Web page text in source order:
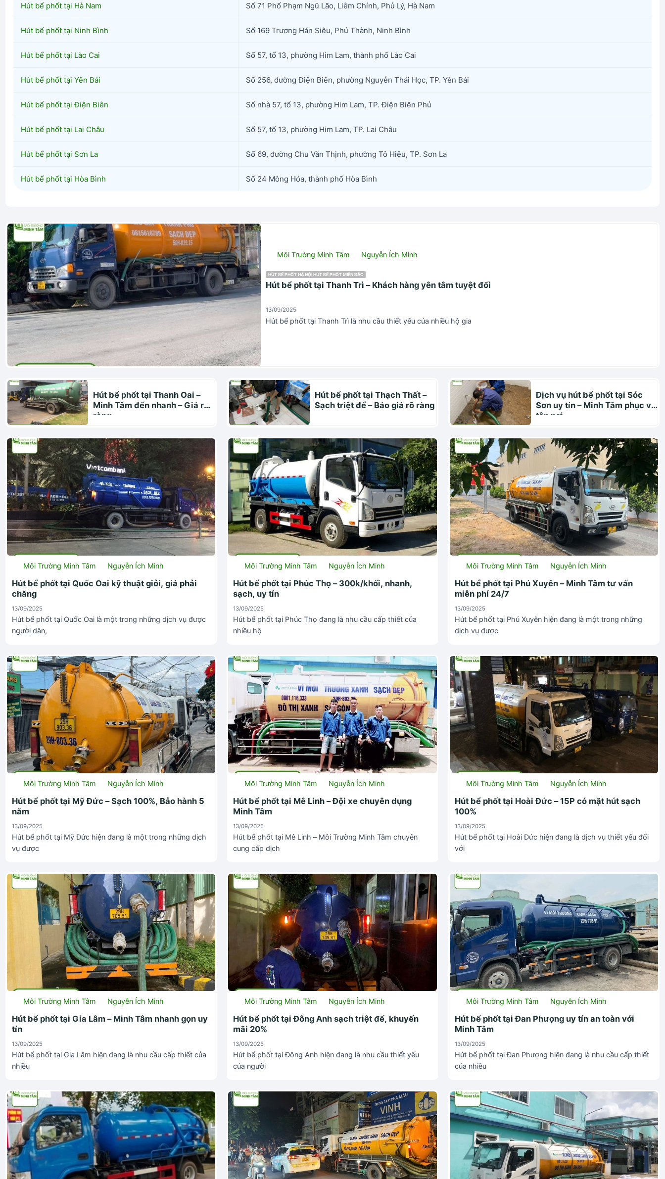
Hút bể phốt tại Hà Nam Số 71 Phố Phạm Ngũ Lão, Liêm Chính, Phủ Lý, Hà Nam
Hút bể phốt tại Ninh Bình Số 169 Trương Hán Siêu, Phú Thành, Ninh Bình
Hút bể phốt tại Lào Cai Số 57, tổ 13, phường Him Lam, thành phố Lào Cai
Hút bể phốt tại Yên Bái Số 256, đường Điện Biên, phường Nguyễn Thái Học, TP. Yên Bái
Hút bể phốt tại Điện Biên Số nhà 57, tổ 13, phường Him Lam, TP. Điện Biên Phủ
Hút bể phốt tại Lai Châu Số 57, tổ 13, phường Him Lam, TP. Lai Châu
Hút bể phốt tại Sơn La Số 69, đường Chu Văn Thịnh, phường Tô Hiệu, TP. Sơn La
Hút bể phốt tại Hòa Bình Số 24 Mông Hóa, thành phố Hòa Bình
Môi Trường Minh Tâm Nguyễn Ích Minh
HÚT BỂ PHỐT HÀ NỘI HÚT BỂ PHỐT MIỀN BẮC
Hút bể phốt tại Thanh Trì – Khách hàng yên tâm tuyệt đối
13/09/2025
Hút bể phốt tại Thanh Trì là nhu cầu thiết yếu của nhiều hộ gia
Hút bể phốt tại Thanh Oai –
Minh Tâm đến nhanh – Giá rõ
ràng
Hút bể phốt tại Thạch Thất –
Sạch triệt để – Báo giá rõ ràng
Dịch vụ hút bể phốt tại Sóc
Sơn uy tín – Minh Tâm phục vụ
tận nơi
Môi Trường Minh Tâm Nguyễn Ích Minh
Hút bể phốt tại Quốc Oai kỹ thuật giỏi, giá phải
chăng
13/09/2025
Hút bể phốt tại Quốc Oai là một trong những dịch vụ được
người dân,
Môi Trường Minh Tâm Nguyễn Ích Minh
Hút bể phốt tại Phúc Thọ – 300k/khối, nhanh,
sạch, uy tín
13/09/2025
Hút bể phốt tại Phúc Thọ đang là nhu cầu cấp thiết của
nhiều hộ
Môi Trường Minh Tâm Nguyễn Ích Minh
Hút bể phốt tại Phú Xuyên – Minh Tâm tư vấn
miễn phí 24/7
13/09/2025
Hút bể phốt tại Phú Xuyên hiện đang là một trong những
dịch vụ được
Môi Trường Minh Tâm Nguyễn Ích Minh
Hút bể phốt tại Mỹ Đức – Sạch 100%, Bảo hành 5
năm
13/09/2025
Hút bể phốt tại Mỹ Đức hiện đang là một trong những dịch
vụ được
Môi Trường Minh Tâm Nguyễn Ích Minh
Hút bể phốt tại Mê Linh – Đội xe chuyên dụng
Minh Tâm
13/09/2025
Hút bể phốt tại Mê Linh – Môi Trường Minh Tâm chuyên
cung cấp dịch
Môi Trường Minh Tâm Nguyễn Ích Minh
Hút bể phốt tại Hoài Đức – 15P có mặt hút sạch
100%
13/09/2025
Hút bể phốt tại Hoài Đức hiện đang là dịch vụ thiết yếu đối
với
Môi Trường Minh Tâm Nguyễn Ích Minh
Hút bể phốt tại Gia Lâm – Minh Tâm nhanh gọn uy
tín
13/09/2025
Hút bể phốt tại Gia Lâm hiện đang là nhu cầu cấp thiết của
nhiều
Môi Trường Minh Tâm Nguyễn Ích Minh
Hút bể phốt tại Đông Anh sạch triệt để, khuyến
mãi 20%
13/09/2025
Hút bể phốt tại Đông Anh hiện đang là nhu cầu thiết yếu
của người
Môi Trường Minh Tâm Nguyễn Ích Minh
Hút bể phốt tại Đan Phượng uy tín an toàn với
Minh Tâm
13/09/2025
Hút bể phốt tại Đan Phượng hiện đang là nhu cầu cấp thiết
của nhiều